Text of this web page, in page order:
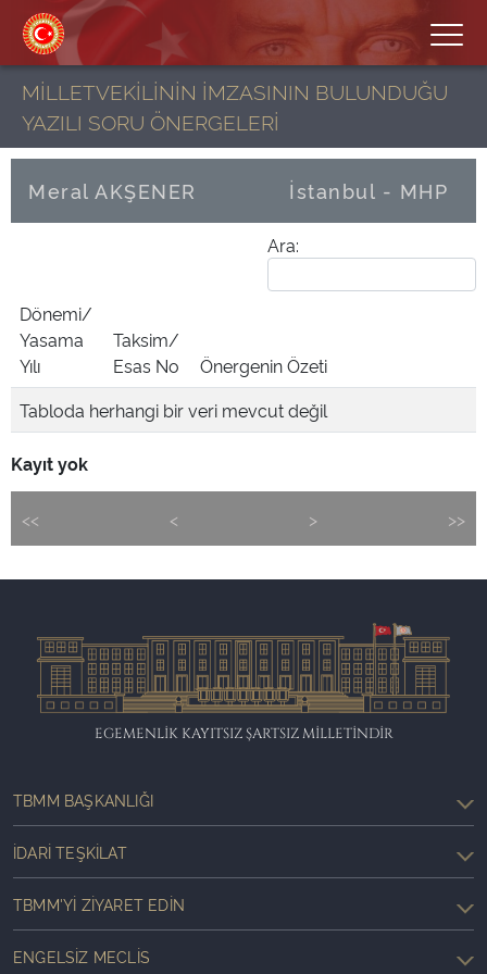
MİLLETVEKİLİNİN İMZASININ BULUNDUĞU
YAZILI SORU ÖNERGELERİ
Meral AKŞENER İstanbul - MHP
Ara:
Dönemi/
Yasama
Yılı
Taksim/
Esas No
Önergenin Özeti
Tabloda herhangi bir veri mevcut değil
Kayıt yok
<< < > >>
EGEMENLİK KAYITSIZ ŞARTSIZ MİLLETİNDİR
TBMM BAŞKANLIĞI
İDARI TEŞKILAT
TBMM'YI ZIYARET EDIN
ENGELSIZ MECLIS